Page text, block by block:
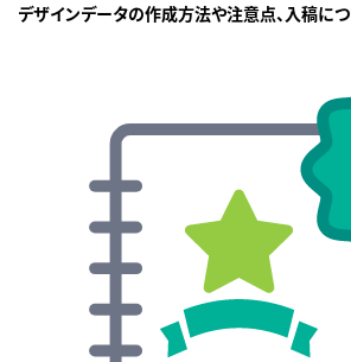
デザインデータの作成方法や注意点、入稿に